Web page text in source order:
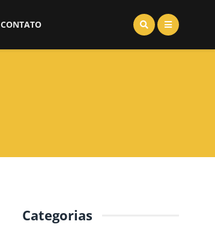
CONTATO
Categorias